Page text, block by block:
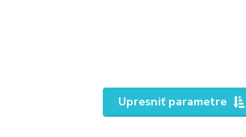
Upresniť parametre